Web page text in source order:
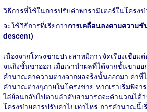
วิธีการที่ใช้ในการปรับค่าพารามิเตอร์ในโครง
จะใช้วิธีการที่เรียกว่าการเคลื่อนลงตามความชั
descent)
เนื่องจากโครงข่ายประสาทมีการจัดเรียงเชื่อม
จนถึงชั้นขาออก เมื่อเรานำผลที่ได้จากชั้นขาอ
คำนวณค่าความต่างจากผลจริงนั้นออกมา ค่าที่
คำนวณต่างๆภายในโครงข่าย หากเราเริ่มพิจ
ไล่ย้อนกลับไปตามลำดับสามารถจะคำนวณได้
โครงข่ายควรปรับค่าไปเท่าไหร่ การคำนวณนี้